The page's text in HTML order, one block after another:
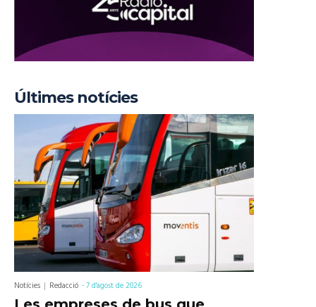
Últimes notícies
Notícies Redacció -7 d'agost de 2026